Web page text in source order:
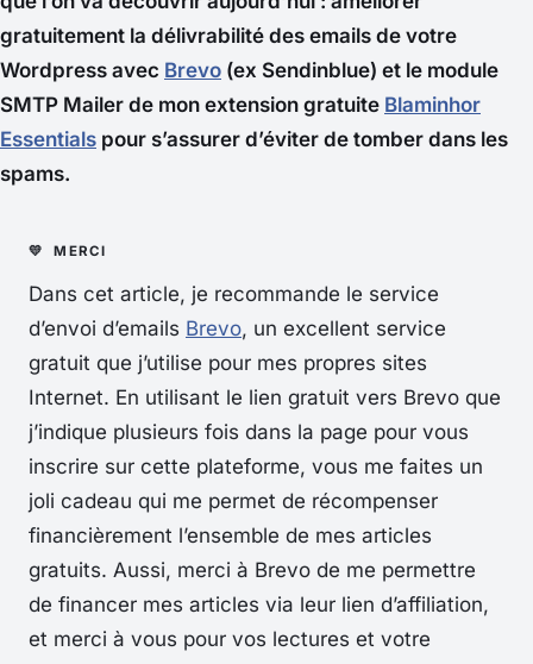
gratuitement la délivrabilité des emails de votre
Wordpress avec Brevo (ex Sendinblue) et le module
SMTP Mailer de mon extension gratuite Blaminhor
Essentials pour s’assurer d’éviter de tomber dans les
spams.
Dans cet article, je recommande le service
d’envoi d’emails Brevo, un excellent service
gratuit que j’utilise pour mes propres sites
Internet. En utilisant le lien gratuit vers Brevo que
j’indique plusieurs fois dans la page pour vous
inscrire sur cette plateforme, vous me faites un
joli cadeau qui me permet de récompenser
financièrement l’ensemble de mes articles
gratuits. Aussi, merci à Brevo de me permettre
de financer mes articles via leur lien d’affiliation,
et merci à vous pour vos lectures et votre